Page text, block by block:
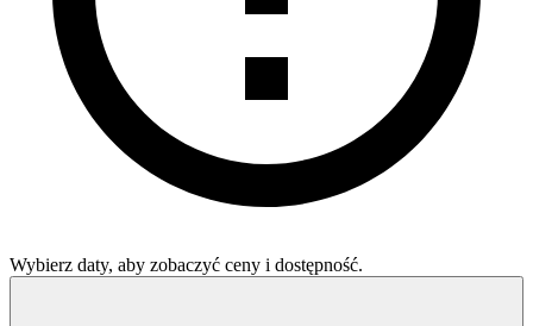
Wybierz daty, aby zobaczyć ceny i dostępność.